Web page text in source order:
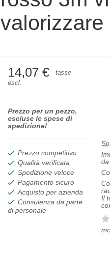
valorizzare
14,07 €
tasse
escl.
Prezzo per un pezzo,
escluse le spese di
spedizione!
Prezzo competitivo
Qualità verificata
Spedizione veloce
Pagamento sicuro
Acquisto per azienda
Consulenza da parte
di personale
da
Il